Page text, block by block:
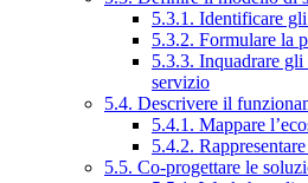
5.3.1. Identificare
5.3.2. Formulare la
5.3.3. Inquadrare
servizio
5.4. Descrivere il
5.4.1. Mappare
5.4.2.
5.5. Co-progettare le